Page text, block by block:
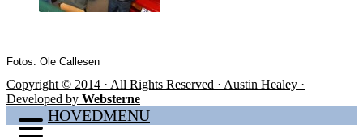
Fotos: Ole Callesen
Copyright © 2014 · All Rights Reserved · Austin Healey ·
Developed by Websterne
HOVEDMENU